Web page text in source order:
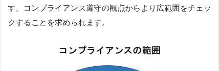
す。コンプライアンス遵守の観点からより広範囲をチェッ
クすることを求められます。